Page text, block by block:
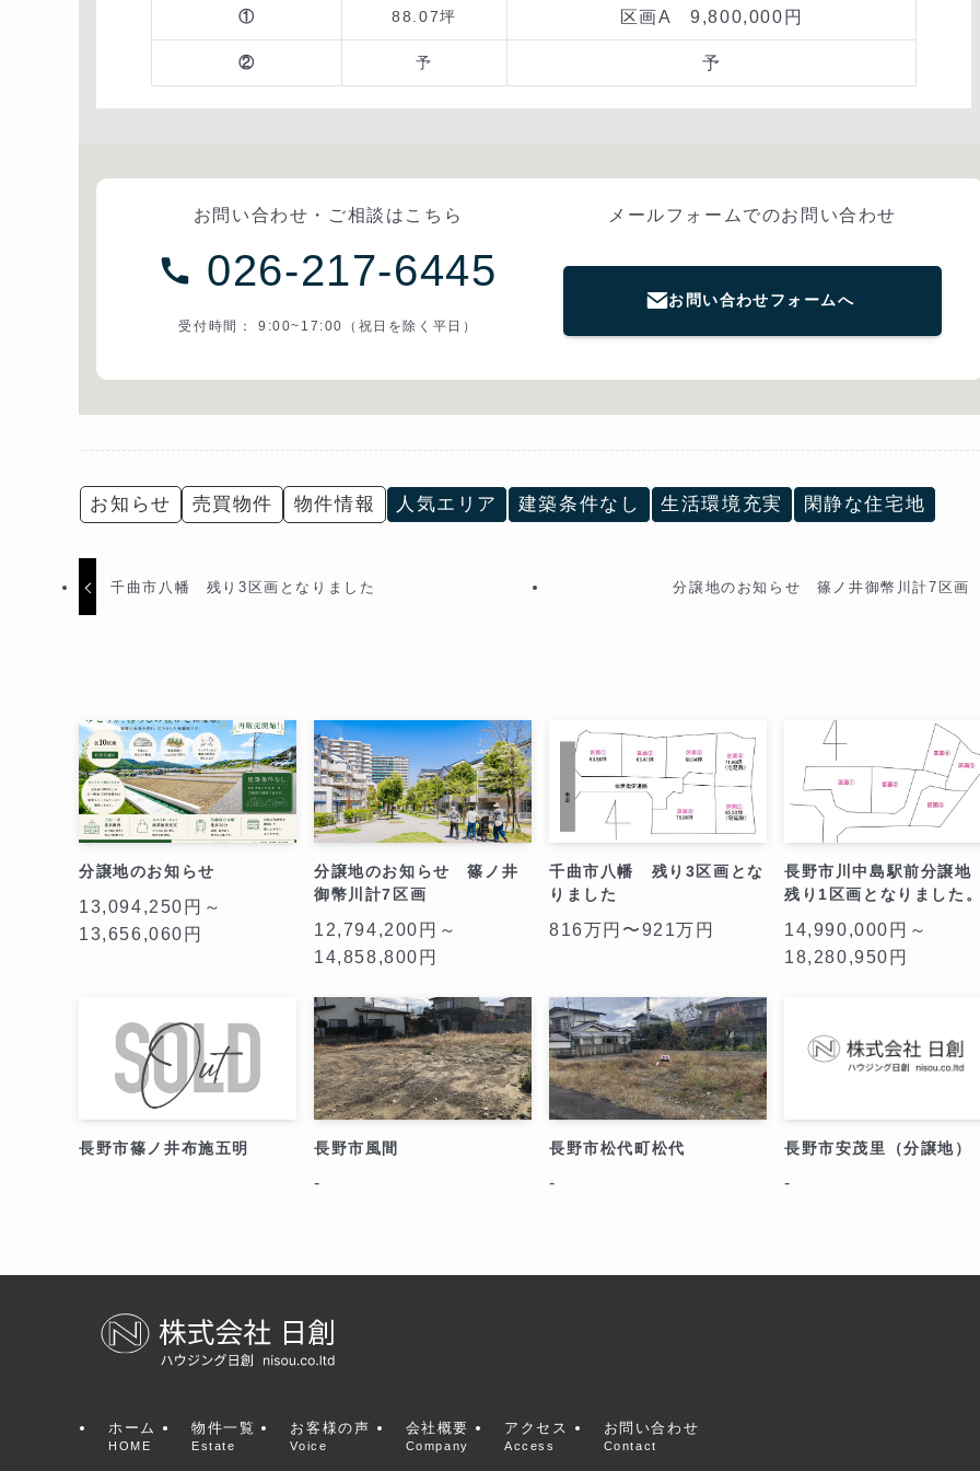
① 88.07坪 区画A 9,800,000円
② 予 予
お問い合わせ・ご相談はこちら
026-217-6445
受付時間： 9:00~17:00（祝日を除く平日）
メールフォームでのお問い合わせ
お問い合わせフォームへ
お知らせ 売買物件 物件情報 人気エリア 建築条件なし 生活環境充実 閑静な住宅地
千曲市八幡 残り3区画となりました 分譲地のお知らせ 篠ノ井御幣川計7区画
分譲地のお知らせ
13,094,250円～
13,656,060円
分譲地のお知らせ 篠ノ井
御幣川計7区画
12,794,200円～
14,858,800円
千曲市八幡 残り3区画とな
りました
816万円〜921万円
長野市川中島駅前分譲
残り1区画となりました
14,990,000円～
18,280,950円
長野市篠ノ井布施五明 長野市風間
-
長野市松代町松代
-
長野市安茂里（分譲地）
-
HOME Estate Voice Company Access Contact